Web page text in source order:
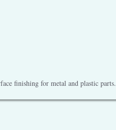
finishing for metal and plastic parts.